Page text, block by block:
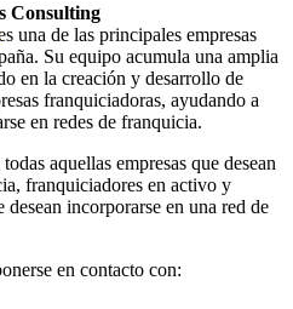
Consulting
una de las principales empresas
Su equipo acumula una amplia
en la creación y desarrollo de
franquiciadoras, ayudando a
en redes de franquicia.
aquellas empresas que desean
franquiciadores en activo y
desean incorporarse en una red de
en contacto con: